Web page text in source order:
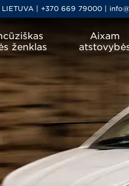
| +370 669 79000 |
ženklas
Aixam